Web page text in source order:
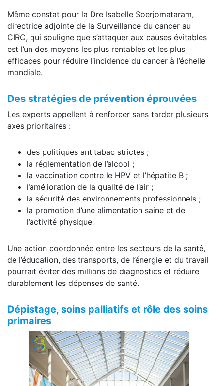
Même constat pour la Dre Isabelle Soerjomataram,
directrice adjointe de la Surveillance du cancer au
CIRC, qui souligne que s’attaquer aux causes évitables
est l’un des moyens les plus rentables et les plus
efficaces pour réduire l’incidence du cancer à l’échelle
mondiale.
Des stratégies de prévention éprouvées
Les experts appellent à renforcer sans tarder plusieurs
axes prioritaires :
des politiques antitabac strictes ;
la réglementation de l’alcool ;
la vaccination contre le HPV et l’hépatite B ;
l’amélioration de la qualité de l’air ;
la sécurité des environnements professionnels ;
la promotion d’une alimentation saine et de
l’activité physique.
Une action coordonnée entre les secteurs de la santé,
de l’éducation, des transports, de l’énergie et du travail
pourrait éviter des millions de diagnostics et réduire
durablement les dépenses de santé.
Dépistage, soins palliatifs et rôle des soins
primaires